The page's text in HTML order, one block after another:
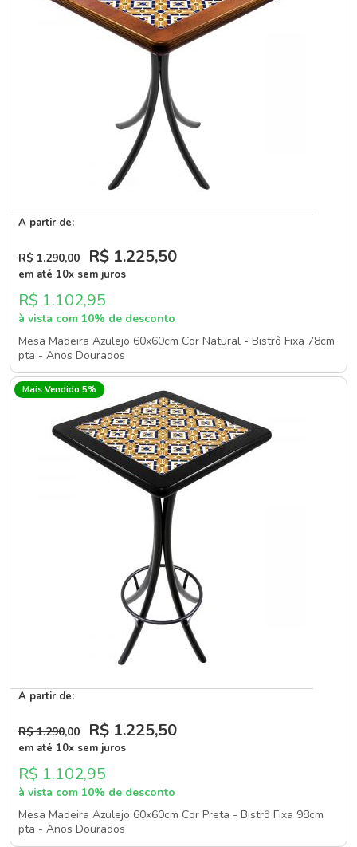
A partir de:
R$ 1.290,00 R$ 1.225,50
em até 10x sem juros
R$ 1.102,95
à vista com 10% de desconto
Mesa Madeira Azulejo 60x60cm Cor Natural - Bistrô Fixa 78cm
pta - Anos Dourados
Mais Vendido 5%
A partir de:
R$ 1.290,00 R$ 1.225,50
em até 10x sem juros
R$ 1.102,95
à vista com 10% de desconto
Mesa Madeira Azulejo 60x60cm Cor Preta - Bistrô Fixa 98cm
pta - Anos Dourados